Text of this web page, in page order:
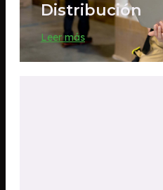
Distribución
Leer más